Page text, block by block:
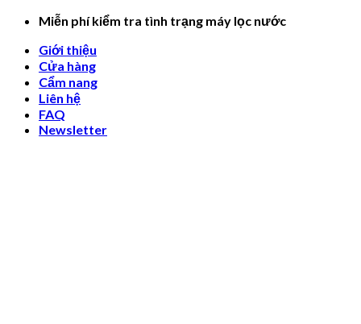
Skip
content
Miễn phí kiểm tra tình trạng máy lọc nước
Giới thiệu
Cửa hàng
Cẩm nang
Liên hệ
FAQ
Newsletter